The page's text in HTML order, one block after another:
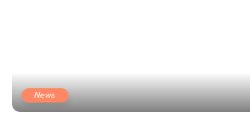
News